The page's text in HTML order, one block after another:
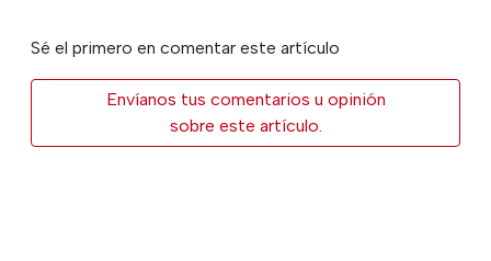
Sé el primero en comentar este artículo
Envíanos tus comentarios u opinión
sobre este artículo.